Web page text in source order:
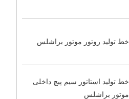
خط تولید روتور موتور براشلس
خط تولید استاتور سیم پیچ داخلی
موتور براشلس